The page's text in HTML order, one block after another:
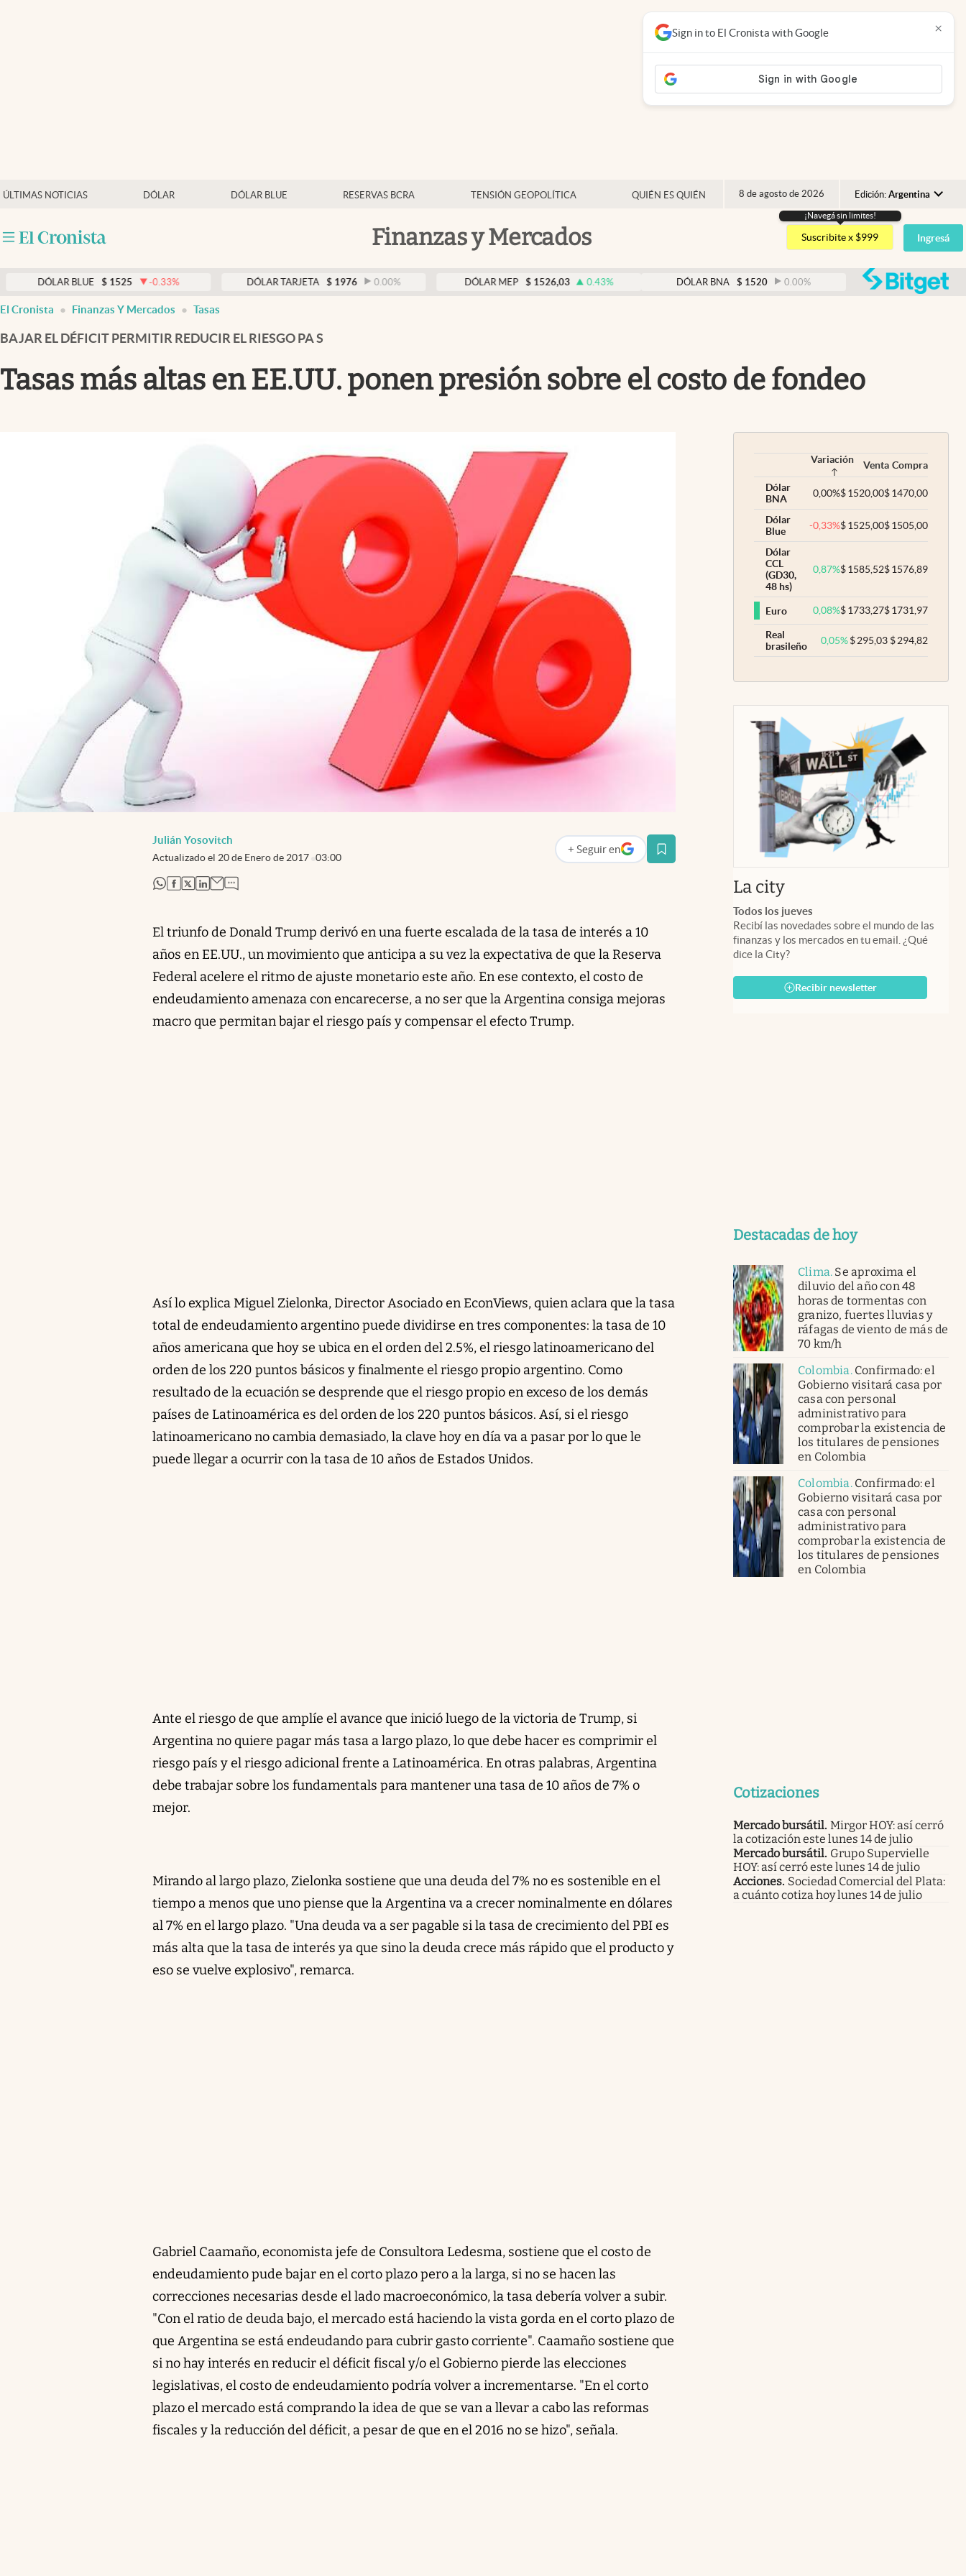
ÚLTIMAS NOTICIAS DÓLAR DÓLAR BLUE RESERVAS BCRA TENSIÓN GEOPOLÍTICA QUIÉN ES QUIÉN 8 de agosto de 2026 Edición: Argentina
Argentina
España
USA
Finanzas y Mercados
Mercados Online
Otras secciones
Infotechnology
Clima
¡Navegá sin limites!
Suscribite x $999 Ingresá
DÓLAR BLUE $ 1525 -0.33 % DÓLAR TARJETA $ 1976 0.00 % DÓLAR MEP $ 1526,03 0.43 % DÓLAR BNA $ 1520 0.00 % DÓLAR BLUE $ 1525
Sign in to El Cronista with Google ×
El Cronista Finanzas Y Mercados Tasas
BAJAR EL DÉFICIT PERMITIR REDUCIR EL RIESGO PA S
Tasas más altas en EE.UU. ponen presión sobre el costo de fondeo
Julián Yosovitch
Actualizado el 20 de Enero de 2017 03:00
+ Seguir en
abre en nueva pestaña
abre en nueva pestaña
abre en nueva pestaña
abre en nueva pestaña
abre en nueva pestaña
El triunfo de Donald Trump derivó en una fuerte escalada de la tasa de interés a 10
años en EE.UU., un movimiento que anticipa a su vez la expectativa de que la Reserva
Federal acelere el ritmo de ajuste monetario este año. En ese contexto, el costo de
endeudamiento amenaza con encarecerse, a no ser que la Argentina consiga mejoras
macro que permitan bajar el riesgo país y compensar el efecto Trump.
Así lo explica Miguel Zielonka, Director Asociado en EconViews, quien aclara que la tasa
total de endeudamiento argentino puede dividirse en tres componentes: la tasa de 10
años americana que hoy se ubica en el orden del 2.5%, el riesgo latinoamericano del
orden de los 220 puntos básicos y finalmente el riesgo propio argentino. Como
resultado de la ecuación se desprende que el riesgo propio en exceso de los demás
países de Latinoamérica es del orden de los 220 puntos básicos. Así, si el riesgo
latinoamericano no cambia demasiado, la clave hoy en día va a pasar por lo que le
puede llegar a ocurrir con la tasa de 10 años de Estados Unidos.
Ante el riesgo de que amplíe el avance que inició luego de la victoria de Trump, si
Argentina no quiere pagar más tasa a largo plazo, lo que debe hacer es comprimir el
riesgo país y el riesgo adicional frente a Latinoamérica. En otras palabras, Argentina
debe trabajar sobre los fundamentals para mantener una tasa de 10 años de 7% o
mejor.
Mirando al largo plazo, Zielonka sostiene que una deuda del 7% no es sostenible en el
tiempo a menos que uno piense que la Argentina va a crecer nominalmente en dólares
al 7% en el largo plazo. "Una deuda va a ser pagable si la tasa de crecimiento del PBI es
más alta que la tasa de interés ya que sino la deuda crece más rápido que el producto y
eso se vuelve explosivo", remarca.
Gabriel Caamaño, economista jefe de Consultora Ledesma, sostiene que el costo de
endeudamiento pude bajar en el corto plazo pero a la larga, si no se hacen las
correcciones necesarias desde el lado macroeconómico, la tasa debería volver a subir.
"Con el ratio de deuda bajo, el mercado está haciendo la vista gorda en el corto plazo de
que Argentina se está endeudando para cubrir gasto corriente". Caamaño sostiene que
si no hay interés en reducir el déficit fiscal y/o el Gobierno pierde las elecciones
legislativas, el costo de endeudamiento podría volver a incrementarse. "En el corto
plazo el mercado está comprando la idea de que se van a llevar a cabo las reformas
fiscales y la reducción del déficit, a pesar de que en el 2016 no se hizo", señala.
Variación Venta Compra
Dólar
BNA
0,00%$1520,00$1470,00
Dólar
Blue
-0,33%$1525,00$1505,00
Dólar
CCL
(GD30,
48 hs)
0,87%$1585,52$1576,89
Euro 0,08%$1733,27$1731,97
Real
brasileño
0,05% $295,03 $294,82
La cityabre en nueva pestaña
Todos los jueves
Recibí las novedades sobre el mundo de las
finanzas y los mercados en tu email. ¿Qué
dice la City?
Recibir newsletter
Destacadas de hoy
Clima. Se aproxima el
diluvio del año con 48
horas de tormentas con
granizo, fuertes lluvias y
ráfagas de viento de más de
70 km/h
Colombia. Confirmado: el
Gobierno visitará casa por
casa con personal
administrativo para
comprobar la existencia de
los titulares de pensiones
en Colombia
Colombia. Confirmado: el
Gobierno visitará casa por
casa con personal
administrativo para
comprobar la existencia de
los titulares de pensiones
en Colombia
Cotizaciones
Mercado bursátil. Mirgor HOY: así cerró
la cotización este lunes 14 de julio
Mercado bursátil. Grupo Supervielle
HOY: así cerró este lunes 14 de julio
Acciones. Sociedad Comercial del Plata:
a cuánto cotiza hoy lunes 14 de julio